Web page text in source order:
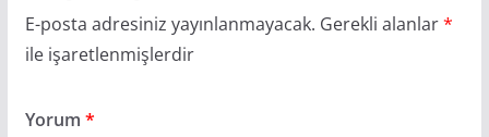
E-posta adresiniz yayınlanmayacak. Gerekli alanlar*
ile işaretlenmişlerdir
Yorum *